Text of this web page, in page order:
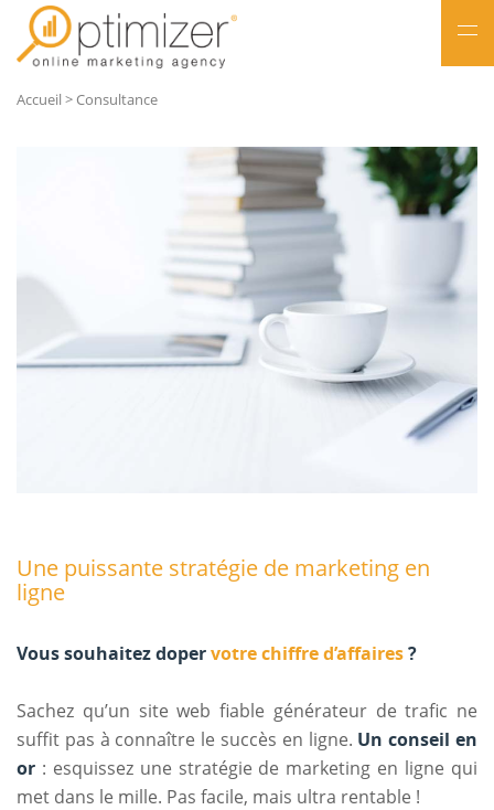
Accueil > Consultance
Une puissante stratégie de marketing en
ligne
Vous souhaitez dopervotre chiffre d’affaires?
Sachez qu’un site web fiable générateur de trafic ne
suffit pas à connaître le succès en ligne. Un conseil en
or : esquissez une stratégie de marketing en ligne qui
met dans le mille. Pas facile, mais ultra rentable !